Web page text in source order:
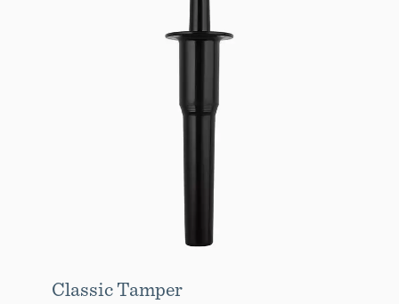
Classic Tamper